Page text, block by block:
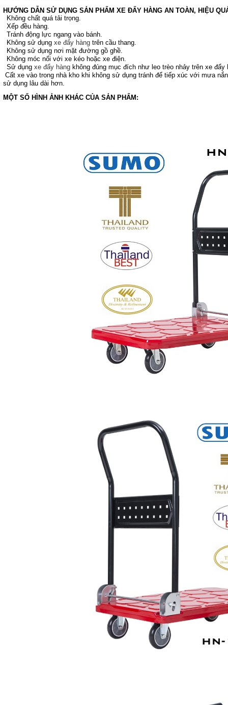
HƯỚNG DẪN SỬ DỤNG SẢN PHẨM XE ĐẨY HÀNG AN TOÀN, HIỆU
Không chất quá tải trọng.
Xếp đều hàng.
Tránh động lực ngang vào bánh.
Không sử dụng xe đẩy hàng trên cầu thang.
Không sử dụng nơi mặt đường gồ ghề.
Không móc nối với xe kéo hoặc xe điện.
Sử dụng xe đẩy hàng không đúng mục đích như leo trèo nhảy trên xe đẩy
Cất xe vào trong nhà kho khi không sử dụng tránh để tiếp xúc với mưa
sử dụng lâu dài hơn.
MỘT SỐ HÌNH ẢNH KHÁC CỦA SẢN PHẨM: